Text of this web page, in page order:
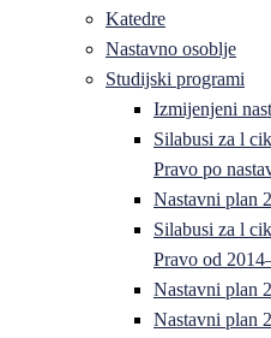
Katedre
Nastavno osoblje
Studijski programi
Izmijenjeni
Silabusi za l
Pravo po
Nastavni plan
Silabusi za l
Pravo od
Nastavni plan
Nastavni plan